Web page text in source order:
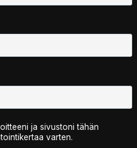
ja sivustoni tähän
varten.